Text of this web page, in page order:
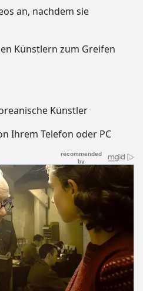
an, nachdem sie
Künstlern zum Greifen
Künstler
Ihrem Telefon oder PC